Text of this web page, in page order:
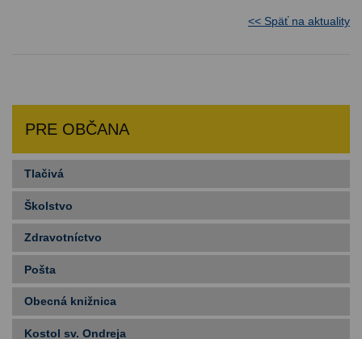
<< Späť na aktuality
PRE OBČANA
Tlačivá
Školstvo
Zdravotníctvo
Pošta
Obecná knižnica
Kostol sv. Ondreja